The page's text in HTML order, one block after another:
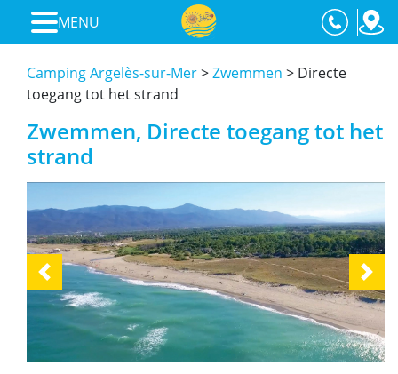
MENU
Camping Argelès-sur-Mer>Zwemmen > Directe
toegang tot het strand
Zwemmen, Directe toegang tot het
strand
Previous Next